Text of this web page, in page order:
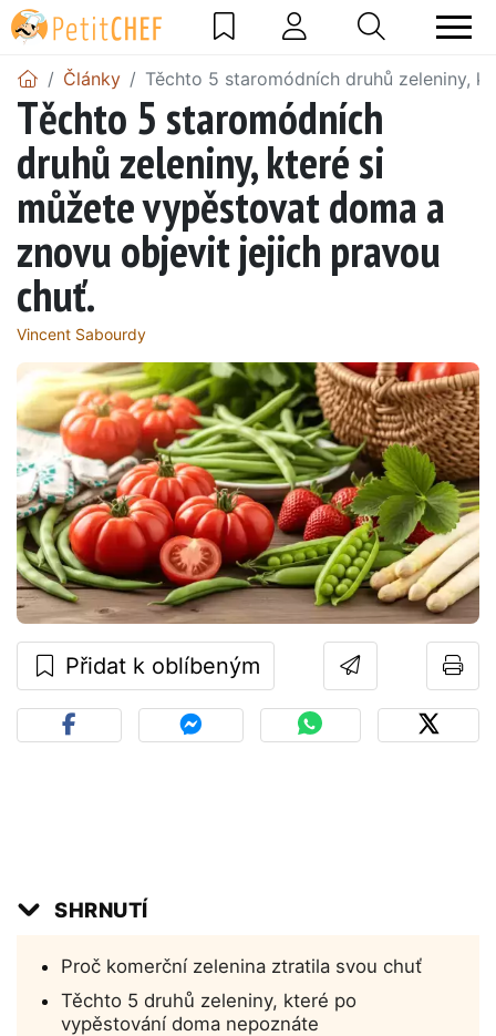
Články Těchto 5 staromódních druhů zeleniny,
Těchto 5 staromódních
druhů zeleniny, které si
můžete vypěstovat doma a
znovu objevit jejich pravou
chuť.
Vincent Sabourdy
Přidat k oblíbeným
SHRNUTÍ
Proč komerční zelenina ztratila svou chuť
Těchto 5 druhů zeleniny, které po
vypěstování doma nepoznáte